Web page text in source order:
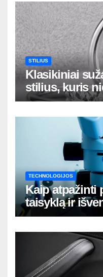
STILIUS
Klasikiniai
stilius, kuris
TECHNOLOGIJOS
Kaip atpažinti
taisyklą ir
remonto